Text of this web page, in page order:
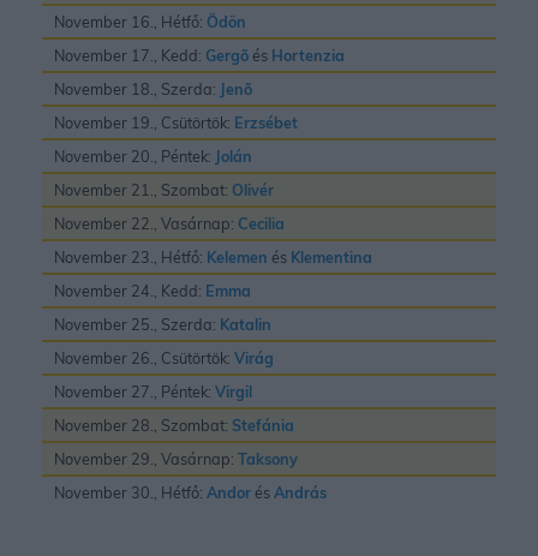
November 16., Hétfő: Ödön
November 17., Kedd: Gergõ és Hortenzia
November 18., Szerda: Jenõ
November 19., Csütörtök: Erzsébet
November 20., Péntek: Jolán
November 21., Szombat: Olivér
November 22., Vasárnap: Cecilia
November 23., Hétfő: Kelemen és Klementina
November 24., Kedd: Emma
November 25., Szerda: Katalin
November 26., Csütörtök: Virág
November 27., Péntek: Virgil
November 28., Szombat: Stefánia
November 29., Vasárnap: Taksony
November 30., Hétfő: Andor ésAndrás